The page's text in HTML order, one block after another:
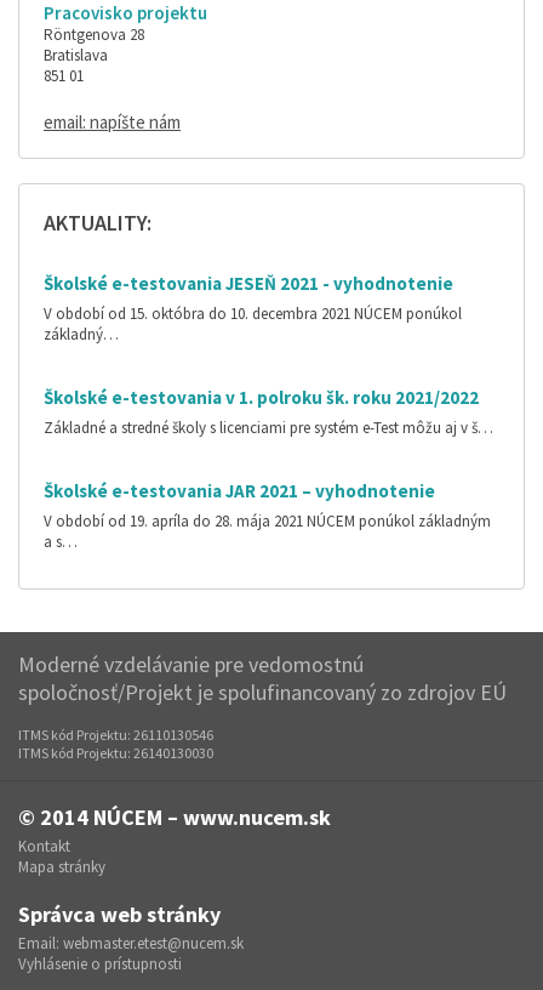
Pracovisko projektu
Röntgenova 28
Bratislava
851 01
email: napíšte nám
AKTUALITY:
Školské e-testovania JESEŇ 2021 - vyhodnotenie
V období od 15. októbra do 10. decembra 2021 NÚCEM ponúkol
základný…
Školské e-testovania v 1. polroku šk. roku 2021/2022
Základné a stredné školy s licenciami pre systém e-Test môžu aj v š…
Školské e-testovania JAR 2021 – vyhodnotenie
V období od 19. apríla do 28. mája 2021 NÚCEM ponúkol základným
a s…
Moderné vzdelávanie pre vedomostnú
spoločnosť/Projekt je spolufinancovaný zo zdrojov EÚ
ITMS kód Projektu: 26110130546
ITMS kód Projektu: 26140130030
© 2014 NÚCEM – www.nucem.sk
Kontakt
Mapa stránky
Správca web stránky
Email: webmaster.etest@nucem.sk
Vyhlásenie o prístupnosti